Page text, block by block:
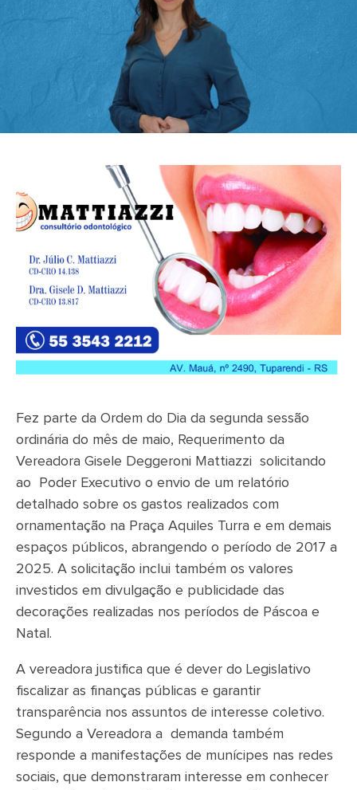
Fez parte da Ordem do Dia da segunda sessão
ordinária do mês de maio, Requerimento da
Vereadora Gisele Deggeroni Mattiazzi solicitando
ao Poder Executivo o envio de um relatório
detalhado sobre os gastos realizados com
ornamentação na Praça Aquiles Turra e em demais
espaços públicos, abrangendo o período de 2017 a
2025. A solicitação inclui também os valores
investidos em divulgação e publicidade das
decorações realizadas nos períodos de Páscoa e
Natal.
A vereadora justifica que é dever do Legislativo
fiscalizar as finanças públicas e garantir
transparência nos assuntos de interesse coletivo.
Segundo a Vereadora a demanda também
responde a manifestações de munícipes nas redes
sociais, que demonstraram interesse em conhecer